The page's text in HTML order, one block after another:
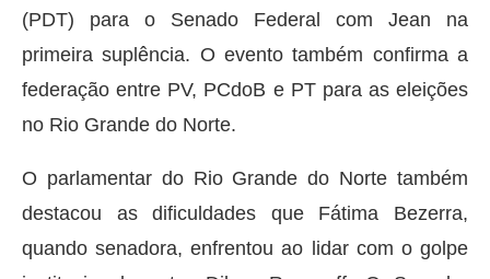
(PDT) para o Senado Federal com Jean na
primeira suplência. O evento também confirma a
federação entre PV, PCdoB e PT para as eleições
no Rio Grande do Norte.
O parlamentar do Rio Grande do Norte também
destacou as dificuldades que Fátima Bezerra,
quando senadora, enfrentou ao lidar com o golpe